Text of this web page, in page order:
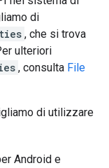
di
, che si trova
ulteriori
, consulta File
di utilizzare
Android e